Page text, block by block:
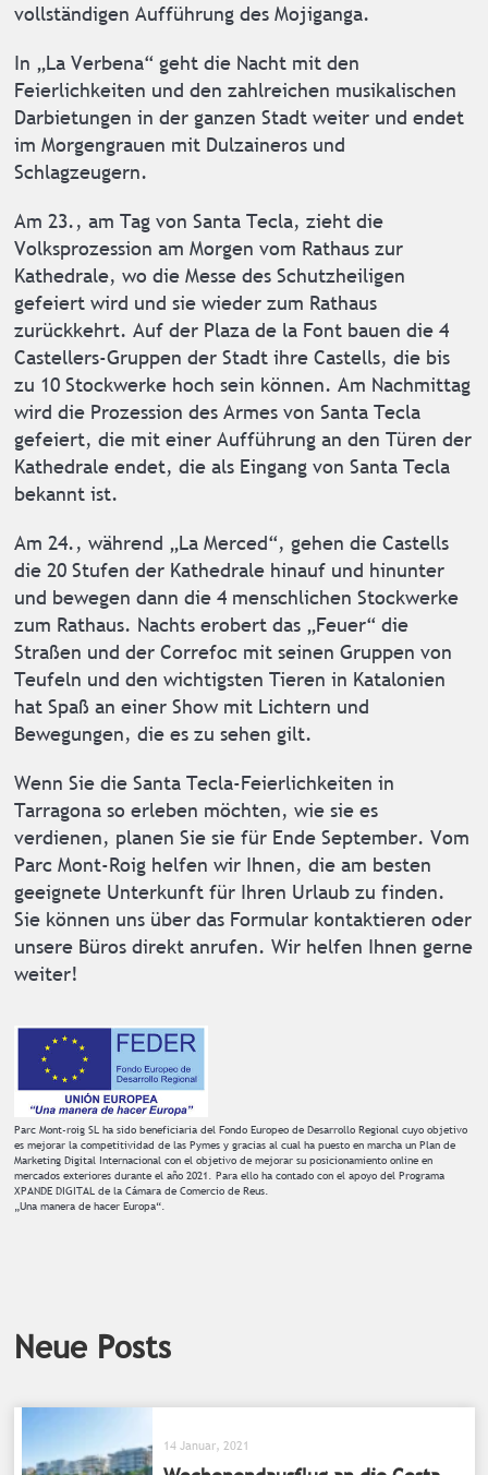
vollständigen Aufführung des Mojiganga.
In „La Verbena“ geht die Nacht mit den
Feierlichkeiten und den zahlreichen musikalischen
Darbietungen in der ganzen Stadt weiter und endet
im Morgengrauen mit Dulzaineros und
Schlagzeugern.
Am 23., am Tag von Santa Tecla, zieht die
Volksprozession am Morgen vom Rathaus zur
Kathedrale, wo die Messe des Schutzheiligen
gefeiert wird und sie wieder zum Rathaus
zurückkehrt. Auf der Plaza de la Font bauen die 4
Castellers-Gruppen der Stadt ihre Castells, die bis
zu 10 Stockwerke hoch sein können. Am Nachmittag
wird die Prozession des Armes von Santa Tecla
gefeiert, die mit einer Aufführung an den Türen der
Kathedrale endet, die als Eingang von Santa Tecla
bekannt ist.
Am 24., während „La Merced“, gehen die Castells
die 20 Stufen der Kathedrale hinauf und hinunter
und bewegen dann die 4 menschlichen Stockwerke
zum Rathaus. Nachts erobert das „Feuer“ die
Straßen und der Correfoc mit seinen Gruppen von
Teufeln und den wichtigsten Tieren in Katalonien
hat Spaß an einer Show mit Lichtern und
Bewegungen, die es zu sehen gilt.
Wenn Sie die Santa Tecla-Feierlichkeiten in
Tarragona so erleben möchten, wie sie es
verdienen, planen Sie sie für Ende September. Vom
Parc Mont-Roig helfen wir Ihnen, die am besten
geeignete Unterkunft für Ihren Urlaub zu finden.
Sie können uns über das Formular kontaktieren oder
unsere Büros direkt anrufen. Wir helfen Ihnen gerne
weiter!
Parc Mont-roig SL ha sido beneficiaria del Fondo Europeo de Desarrollo Regional cuyo objetivo
es mejorar la competitividad de las Pymes y gracias al cual ha puesto en marcha un Plan de
Marketing Digital Internacional con el objetivo de mejorar su posicionamiento online en
mercados exteriores durante el año 2021. Para ello ha contado con el apoyo del Programa
XPANDE DIGITAL de la Cámara de Comercio de Reus.
„Una manera de hacer Europa“.
Neue Posts
14 Januar, 2021